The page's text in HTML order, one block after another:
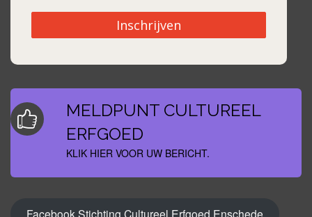
Inschrijven
MELDPUNT CULTUREEL
ERFGOED
KLIK HIER VOOR UW BERICHT.
Facebook Stichting Cultureel Erfgoed Enschede